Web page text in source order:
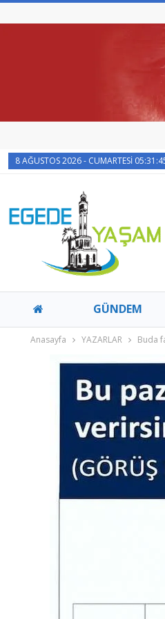
8 AĞUSTOS 2026 - CUMARTESI
GÜNDEM
Anasayfa YAZARLAR Buda